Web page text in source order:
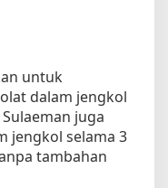
untuk
dalam jengkol
juga
jengkol selama 3
tambahan